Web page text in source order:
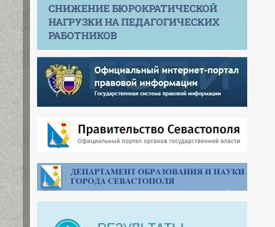
СНИЖЕНИЕ БЮРОКРАТИЧЕСКОЙ
НАГРУЗКИ НА ПЕДАГОГИЧЕСКИХ
РАБОТНИКОВ